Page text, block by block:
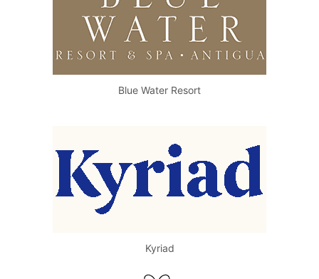
Blue Water Resort
Kyriad